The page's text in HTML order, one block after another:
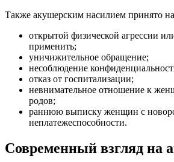
Также акушерским насилием принято
открытой физической агрессии
применить;
уничижительное обращение;
несоблюдение
отказ от госпитализации;
невнимательное отношение к
родов;
раннюю выписку женщин с
неплатежеспособности.
Современный взгляд на